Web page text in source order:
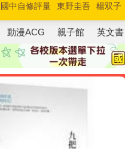
國中自修評量 東野圭吾 楊双子
唯紅花綻放
奧德賽 路邊攤新作
動漫ACG 親子館 英文書